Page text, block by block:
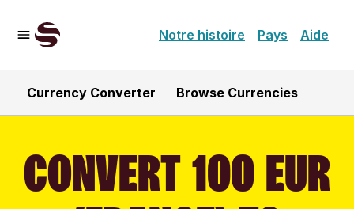
Notre histoire Pays Aide
Currency Converter Browse Currencies
CONVERT 100 EUR